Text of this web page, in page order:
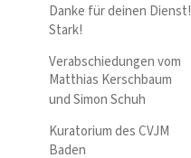
Danke für deinen Dienst!
Stark!
Verabschiedungen vom
Matthias Kerschbaum
und Simon Schuh
Kuratorium des CVJM
Baden